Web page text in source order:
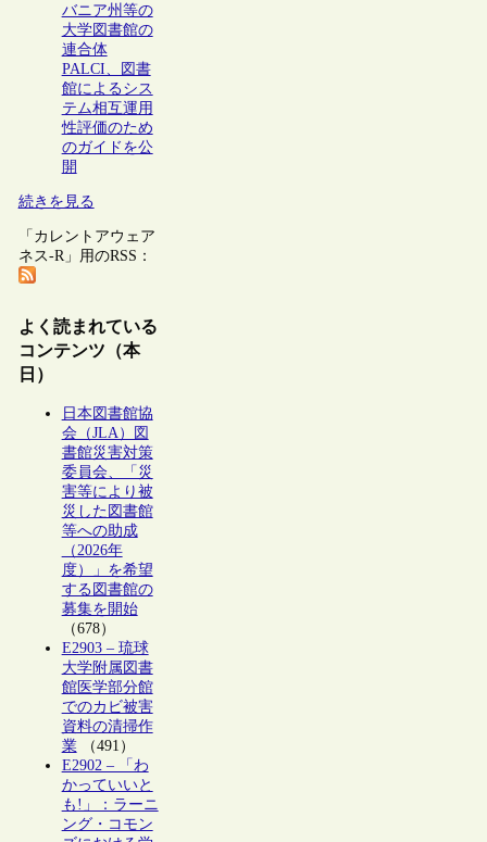
バニア州等の
大学図書館の
連合体
PALCI、図書
館によるシス
テム相互運用
性評価のため
のガイドを公
開
続きを見る
「カレントアウェア
ネス-R」用のRSS：
よく読まれている
コンテンツ（本
日）
日本図書館協
会（JLA）図
書館災害対策
委員会、「災
害等により被
災した図書館
等への助成
（2026年
度）」を希望
する図書館の
募集を開始
（678）
E2903 – 琉球
大学附属図書
館医学部分館
でのカビ被害
資料の清掃作
業（491）
E2902 – 「わ
かっていいと
も!」：ラーニ
ング・コモン